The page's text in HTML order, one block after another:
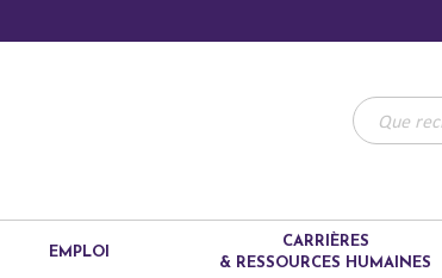
EMPLOI
CARRIÈRES
& RESSOURCES HUMAINES